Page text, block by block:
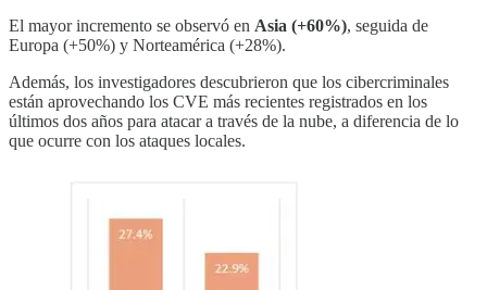
El mayor incremento se observó en Asia (+60%), seguida de
Europa (+50%) y Norteamérica (+28%).
Además, los investigadores descubrieron que los cibercriminales
están aprovechando los CVE más recientes registrados en los
últimos dos años para atacar a través de la nube, a diferencia de lo
que ocurre con los ataques locales.